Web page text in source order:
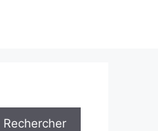
Rechercher